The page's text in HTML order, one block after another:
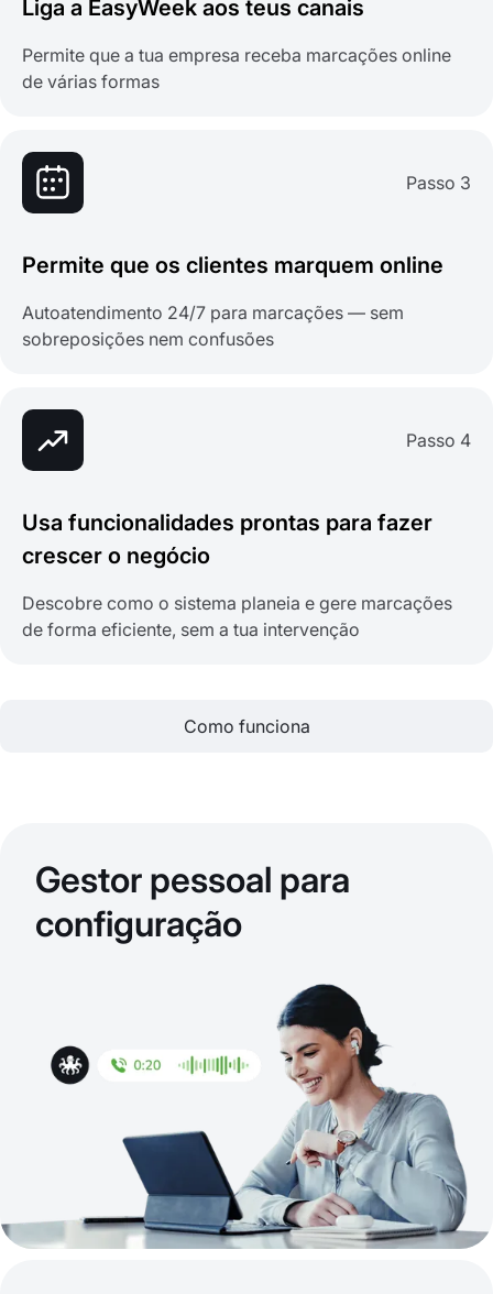
Liga a EasyWeek aos teus canais
Permite que a tua empresa receba marcações online
de várias formas
Passo 3
Permite que os clientes marquem online
Autoatendimento 24/7 para marcações — sem
sobreposições nem confusões
Passo 4
Usa funcionalidades prontas para fazer
crescer o negócio
Descobre como o sistema planeia e gere marcações
de forma eficiente, sem a tua intervenção
Como funciona
Gestor pessoal para
configuração